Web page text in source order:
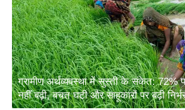
ग्रामीण अर्थव्यवस्था में सुस्ती के संकेत: 72%
नहीं बढ़ी, बचत घटी और साहूकारों पर बढ़ी